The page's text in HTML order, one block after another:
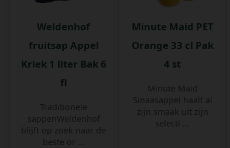
Weldenhof
fruitsap Appel
Kriek 1 liter Bak 6
fl
Traditionele
sappenWeldenhof
blijft op zoek naar de
beste or ...
Minute Maid PET
Orange 33 cl Pak
4 st
Minute Maid
Sinaasappel haalt al
zijn smaak uit zijn
selecti ...